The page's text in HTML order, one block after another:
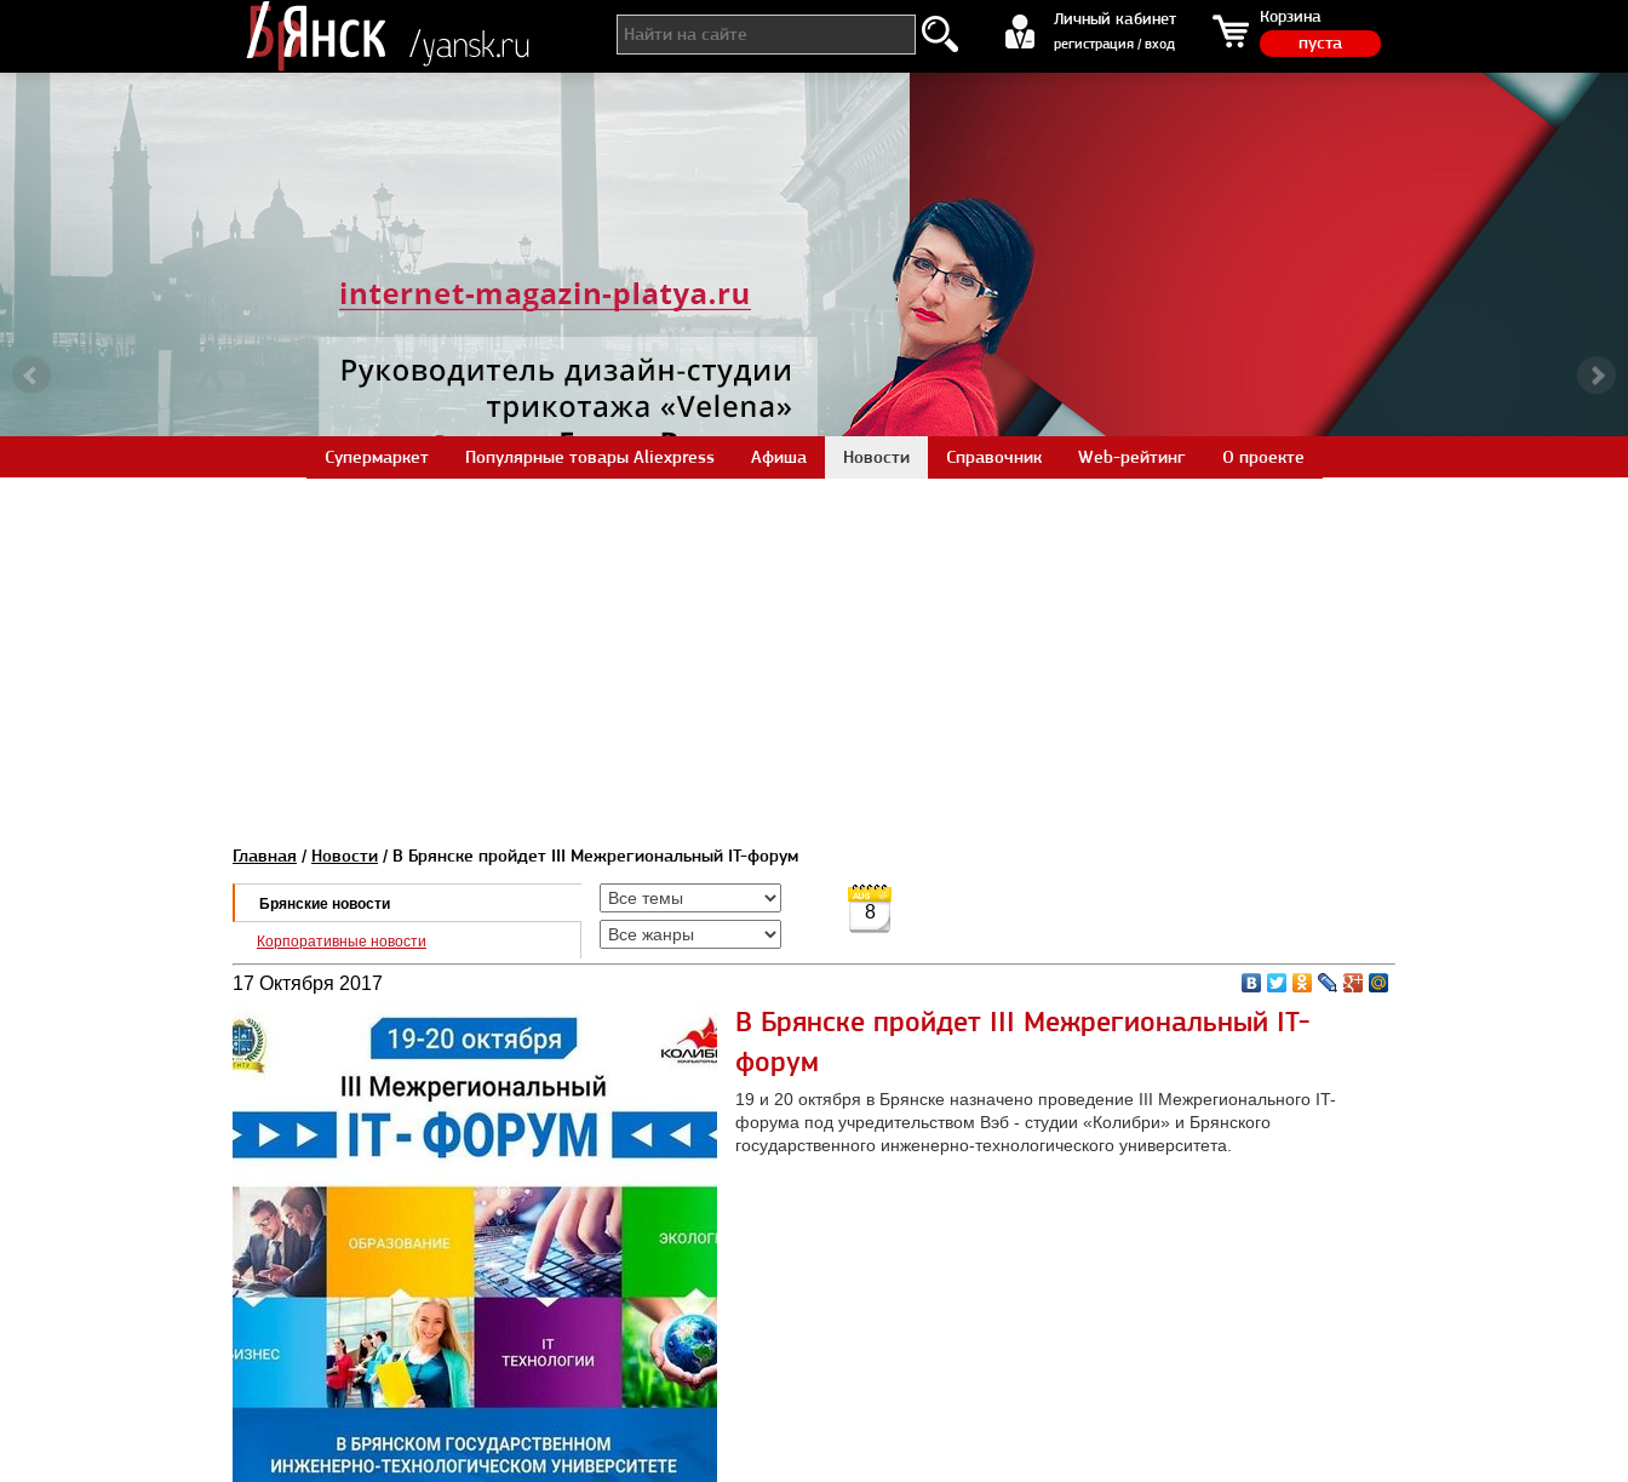
Личный кабинет
регистрация / вход
регистрация / вход Корзина
пуста
Супермаркет Популярные товары Aliexpress Афиша Новости Справочник Web-рейтинг О проекте
Главная / Новости / В Брянске пройдет III Межрегиональный IT-форум
Брянские новости
Корпоративные новости
8
17 Октября 2017
В Брянске пройдет III Межрегиональный IT-
форум
19 и 20 октября в Брянске назначено проведение III Межрегионального IT-
форума под учредительством Вэб - студии «Колибри» и Брянского
государственного инженерно-технологического университета.